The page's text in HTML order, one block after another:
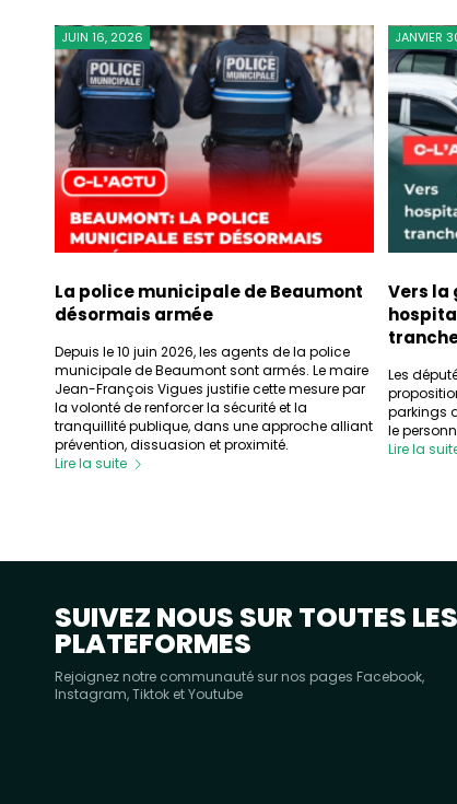
La police municipale de Beaumont
désormais armée
JUIN 16, 2026
Depuis le 10 juin 2026, les agents de la police
municipale de Beaumont sont armés. Le maire
Jean-François Vigues justifie cette mesure par
la volonté de renforcer la sécurité et la
tranquillité publique, dans une approche alliant
prévention, dissuasion et proximité.
Lire la suite
Vers la
JANVIER
Les
parkings
le
Lire la
SUIVEZ NOUS SUR TOUTES LES
PLATEFORMES
Rejoignez notre communauté sur nos pages Facebook,
Instagram, Tiktok et Youtube